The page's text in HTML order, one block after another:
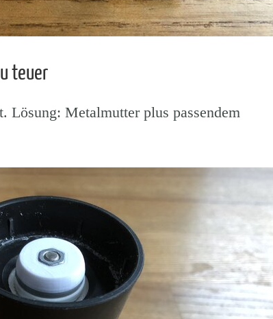
teuer
Lösung: Metalmutter plus passendem